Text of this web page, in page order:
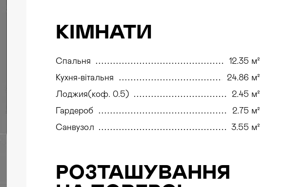
КІМНАТИ
Спальня
12.35 м²
Кухня-вітальня
24.86 м²
Лоджия(коф. 0.5)
2.45 м²
Гардероб
2.75 м²
Санвузол
3.55 м²
РОЗТАШУВАННЯ